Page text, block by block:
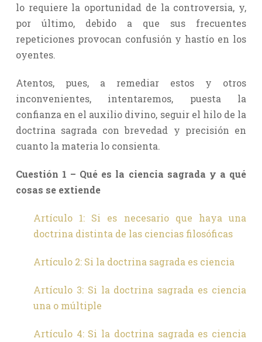
lo requiere la oportunidad de la controversia, y,
por último, debido a que sus frecuentes
repeticiones provocan confusión y hastío en los
oyentes.
Atentos, pues, a remediar estos y otros
inconvenientes, intentaremos, puesta la
confianza en el auxilio divino, seguir el hilo de la
doctrina sagrada con brevedad y precisión en
cuanto la materia lo consienta.
Cuestión 1 – Qué es la ciencia sagrada y a qué
cosas se extiende
Artículo 1: Si es necesario que haya una
doctrina distinta de las ciencias filosóficas
Artículo 2: Si la doctrina sagrada es ciencia
Artículo 3: Si la doctrina sagrada es ciencia
una o múltiple
Artículo 4: Si la doctrina sagrada es ciencia